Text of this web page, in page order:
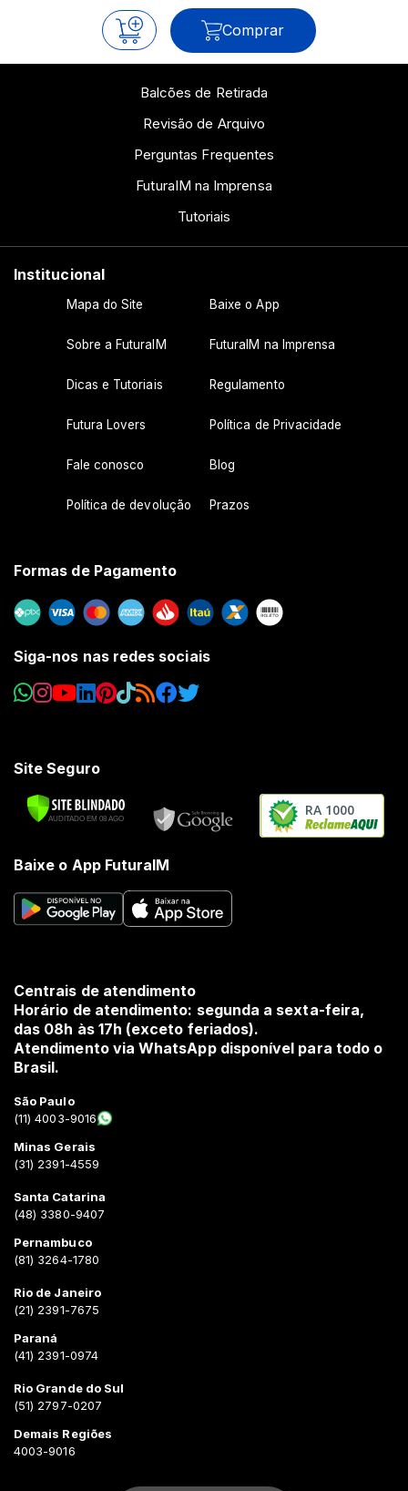
Comprar
Balcões de Retirada
Revisão de Arquivo
Perguntas Frequentes
FuturaIM na Imprensa
Tutoriais
Institucional
Mapa do Site Baixe o App
Sobre a FuturaIM FuturaIM na Imprensa
Dicas e Tutoriais Regulamento
Futura Lovers Política de Privacidade
Fale conosco Blog
Política de devolução Prazos
Formas de Pagamento
Siga-nos nas redes sociais
Site Seguro
RA 1000
Baixe o App FuturaIM
Centrais de atendimento
Horário de atendimento: segunda a sexta-feira,
das 08h às 17h (exceto feriados).
Atendimento via WhatsApp disponível para todo o
Brasil.
São Paulo
(11) 4003-9016
Minas Gerais
(31) 2391-4559
Santa Catarina
(48) 3380-9407
Pernambuco
(81) 3264-1780
Rio de Janeiro
(21) 2391-7675
Paraná
(41) 2391-0974
Rio Grande do Sul
(51) 2797-0207
Demais Regiões
4003-9016